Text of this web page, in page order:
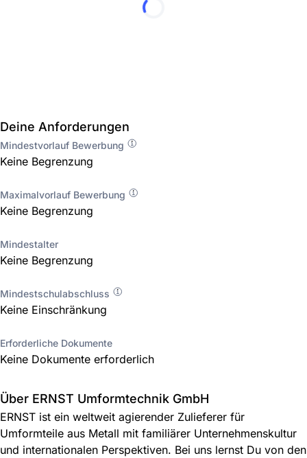
Deine Anforderungen
Mindestvorlauf Bewerbung
Keine Begrenzung
Maximalvorlauf Bewerbung
Keine Begrenzung
Mindestalter
Keine Begrenzung
Mindestschulabschluss
Keine Einschränkung
Erforderliche Dokumente
Keine Dokumente erforderlich
Über ERNST Umformtechnik GmbH
ERNST ist ein weltweit agierender Zulieferer für
Umformteile aus Metall mit familiärer Unternehmenskultur
und internationalen Perspektiven. Bei uns lernst Du von den